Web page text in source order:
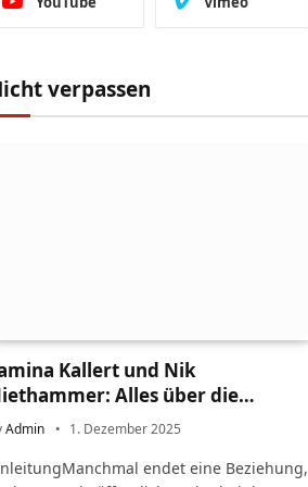
verpassen
Kallert und Nik
Alles über die
und ihr Leben danach
Admin 1. Dezember 2025
endet eine Beziehung,